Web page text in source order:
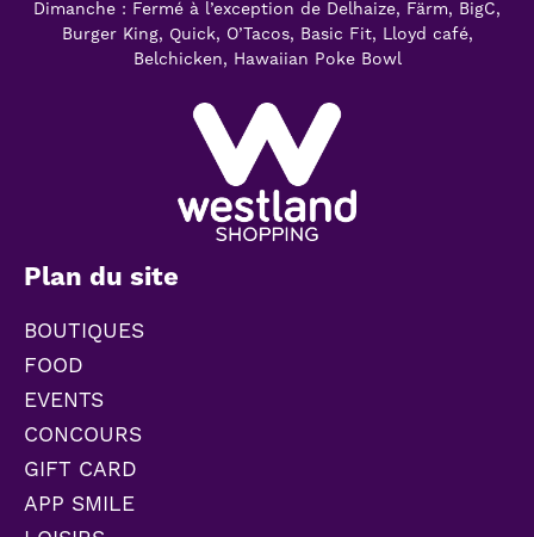
Dimanche : Fermé à l’exception de Delhaize, Färm, BigC,
Burger King, Quick, O’Tacos, Basic Fit, Lloyd café,
Belchicken, Hawaiian Poke Bowl
Plan du site
BOUTIQUES
FOOD
EVENTS
CONCOURS
GIFT CARD
APP SMILE